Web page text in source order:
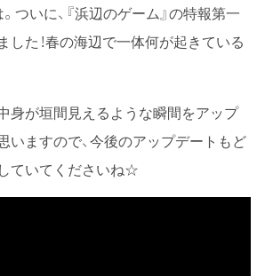
ついに、『浜辺のゲーム』の特報第一
した！春の海辺で一体何が起きている
身が垣間見えるような瞬間をアップ
いますので、今後のアップデートもど
ていてくださいね☆